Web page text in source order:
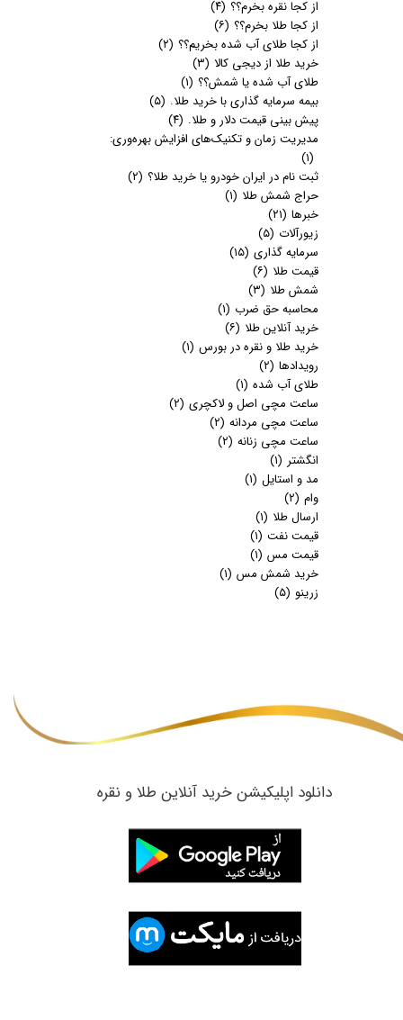
از کجا نقره بخرم؟؟ (۴)
از کجا طلا بخرم؟؟ (۶)
از کجا طلای آب شده بخریم؟؟ (۲)
خرید طلا از دیجی کالا (۳)
طلای آب شده یا شمش؟؟ (۱)
بیمه سرمایه گذاری با خرید طلا. (۵)
پیش بینی قیمت دلار و طلا. (۴)
مدیریت زمان و تکنیک‌های افزایش بهره‌وری:
(۱)
ثبت نام در ایران خودرو یا خرید طلا؟ (۲)
حراج شمش طلا (۱)
خبرها (۲۱)
زیورآلات (۵)
سرمایه گذاری (۱۵)
قیمت طلا (۶)
شمش طلا (۳)
محاسبه حق ضرب (۱)
خرید آنلاین طلا (۶)
خرید طلا و نقره در بورس (۱)
رویدادها (۲)
طلای آب شده (۱)
ساعت مچی اصل و لاکچری (۲)
ساعت مچی مردانه (۲)
ساعت مچی زنانه (۲)
انگشتر (۱)
مد و استایل (۱)
وام (۲)
ارسال طلا (۱)
قیمت نفت (۱)
قیمت مس (۱)
خرید شمش مس (۱)
زرینو (۵)
​دانلود اپلیکیشن خرید آنلاین طلا و نقره